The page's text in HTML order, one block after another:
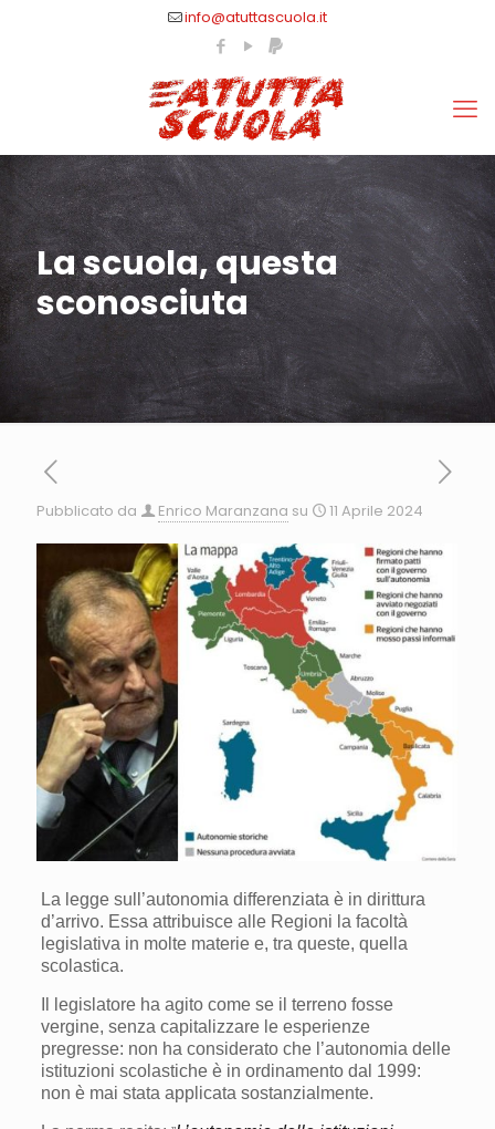
info@atuttascuola.it
La scuola, questa
sconosciuta
Pubblicato da Enrico Maranzana su 11 Aprile 2024
La legge sull’autonomia differenziata è in dirittura
d’arrivo. Essa attribuisce alle Regioni la facoltà
legislativa in molte materie e, tra queste, quella
scolastica.
Il legislatore ha agito come se il terreno fosse
vergine, senza capitalizzare le esperienze
pregresse: non ha considerato che l’autonomia delle
istituzioni scolastiche è in ordinamento dal 1999:
non è mai stata applicata sostanzialmente.